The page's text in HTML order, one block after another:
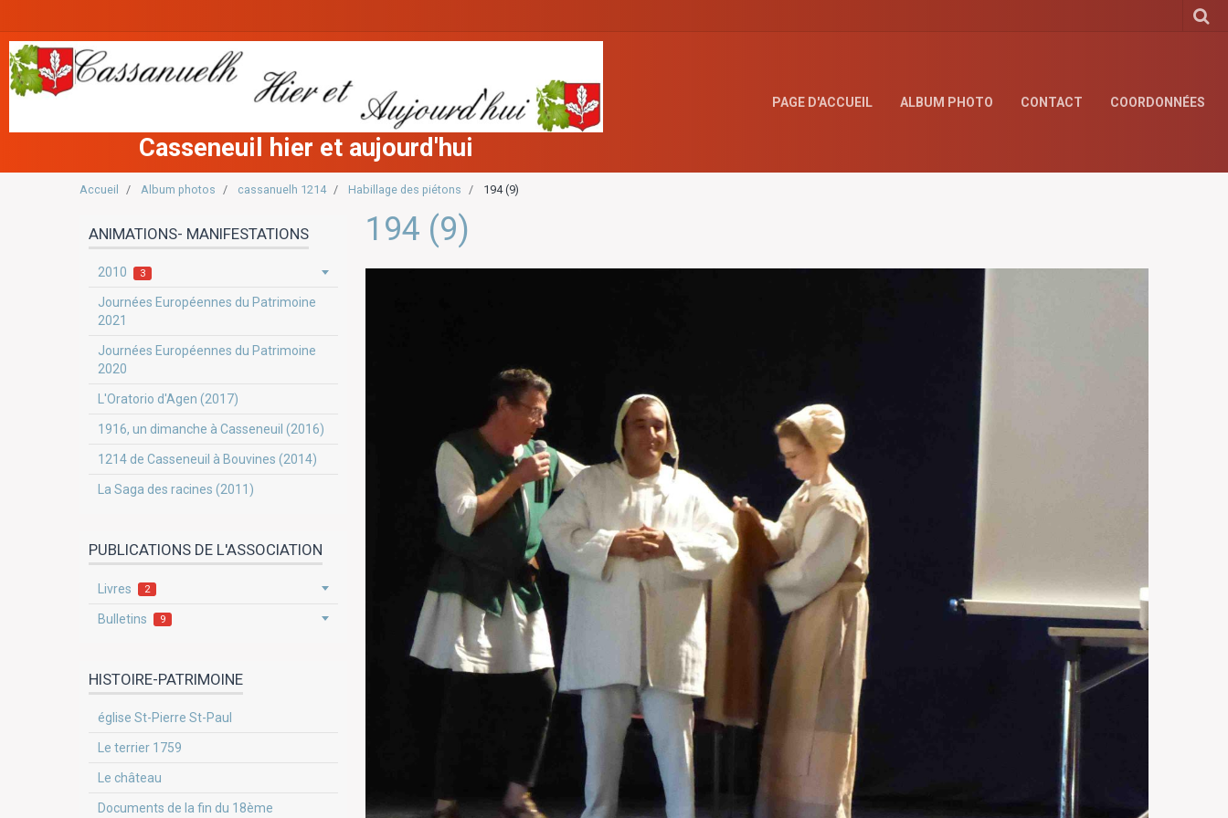
Casseneuil hier et aujourd'hui
PAGE D'ACCUEIL ALBUM PHOTO CONTACT COORDONNÉES
Accueil Album photos cassanuelh 1214 Habillage des piétons 194 (9)
194 (9)
ANIMATIONS- MANIFESTATIONS
2010 3
Journées Européennes du Patrimoine
2021
Journées Européennes du Patrimoine
2020
L'Oratorio d'Agen (2017)
1916, un dimanche à Casseneuil (2016)
1214 de Casseneuil à Bouvines (2014)
La Saga des racines (2011)
PUBLICATIONS DE L'ASSOCIATION
Livres 2
Bulletins 9
HISTOIRE-PATRIMOINE
église St-Pierre St-Paul
Le terrier 1759
Le château
Documents de la fin du 18ème